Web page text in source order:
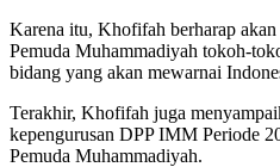
Karena itu, Khofifah berharap
Pemuda Muhammadiyah tokoh-
bidang yang akan mewarnai
Terakhir, Khofifah juga
kepengurusan DPP IMM Periode
Pemuda Muhammadiyah.